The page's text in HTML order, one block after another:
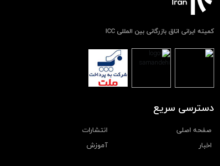
کمیته ایرانی اتاق بازرگانی بین المللی ICC
دسترسی سریع
صفحه اصلی
انتشارات
اخبار
آموزش